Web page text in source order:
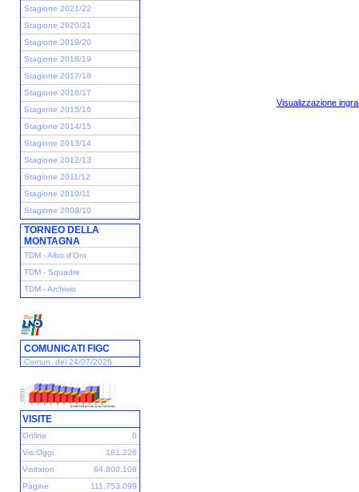
Stagione 2021/22
Stagione 2020/21
Stagione 2019/20
Stagione 2018/19
Stagione 2017/18
Stagione 2016/17
Stagione 2015/16
Stagione 2014/15
Stagione 2013/14
Stagione 2012/13
Stagione 2011/12
Stagione 2010/11
Stagione 2009/10
TORNEO DELLA
MONTAGNA
TDM - Albo d'Oro
TDM - Squadre
TDM - Archivio
COMUNICATI FIGC
Comun. del 24/07/2026
VISITE
Online
0
Vis.Oggi
181.226
Visitatori
64.800.108
Pagine
111.753.099
Visualizzazione